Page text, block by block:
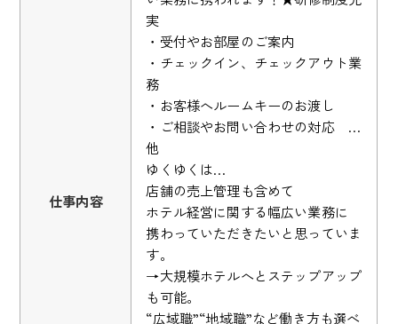
仕事内容
実
・受付やお部屋のご案内
・チェックイン、チェックアウト業
務
・お客様へルームキーのお渡し
・ご相談やお問い合わせの対応 …
他
ゆくゆくは…
店舗の売上管理も含めて
ホテル経営に関する幅広い業務に
携わっていただきたいと思っていま
す。
→大規模ホテルへとステップアップ
も可能。
“広域職”“地域職”など働き方も選べ